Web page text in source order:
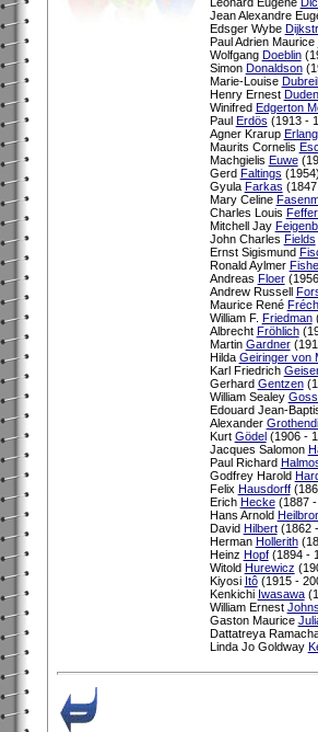
Jean Alexandre
Edsger Wybe
Paul Adrien Maurice
Wolfgang Doeblin
Simon Donaldson
Marie-Louise
Henry Ernest
Winifred Edgerton
Paul Erdös (1913 -
Agner Krarup Erlang
Maurits Cornelis
Machgielis Euwe
Gerd Faltings (1954)
Gyula Farkas
Mary Celine
Charles Louis
Mitchell Jay
John Charles Fields
Ernst Sigismund
Ronald Aylmer
Andreas Floer
Andrew Russell
Maurice René
William F. Friedman
Albrecht Fröhlich
Martin Gardner
Hilda Geiringer von
Karl Friedrich
Gerhard Gentzen
William Sealey
Edouard Jean-
Alexander
Kurt Gödel(1906 -
Jacques Salomon
Paul Richard
Godfrey Harold
Felix Hausdorff
Erich Hecke(1887 -
Hans Arnold
David Hilbert(1862
Herman Hollerith
Heinz Hopf(1894 -
Witold Hurewicz
Kiyosi Itô(1915 -
Kenkichi Iwasawa
William Ernest
Gaston Maurice
Dattatreya
Linda Jo Goldway